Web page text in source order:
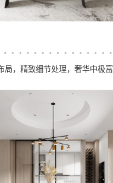
，精致细节处理，奢华中极富